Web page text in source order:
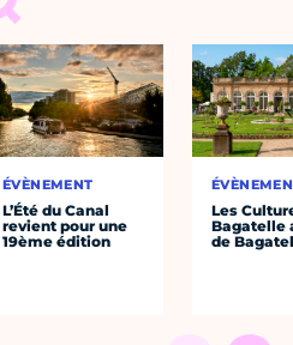
ÉVÈNEMENT
L’Été du Canal
revient pour une
19ème édition
Les
Bagatelle
de